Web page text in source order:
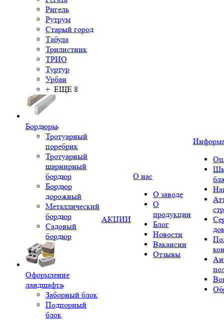
Ригель
Рутрум
Старый город
Табула
Трилистник
ТРИО
Туртур
Урбан
+ ЕЩЕ 8
Бордюры
Тротуарный
поребрик
Тротуарный
шарнирный
бордюр
Бордюр
дорожный
Металлический
бордюр
Садовый
бордюр
Оформление
ландшафта
Заборный блок
Подпорный
блок
АКЦИИ
О нас
О заводе
О
продукции
Блог
Новости
Вакансии
Отзывы